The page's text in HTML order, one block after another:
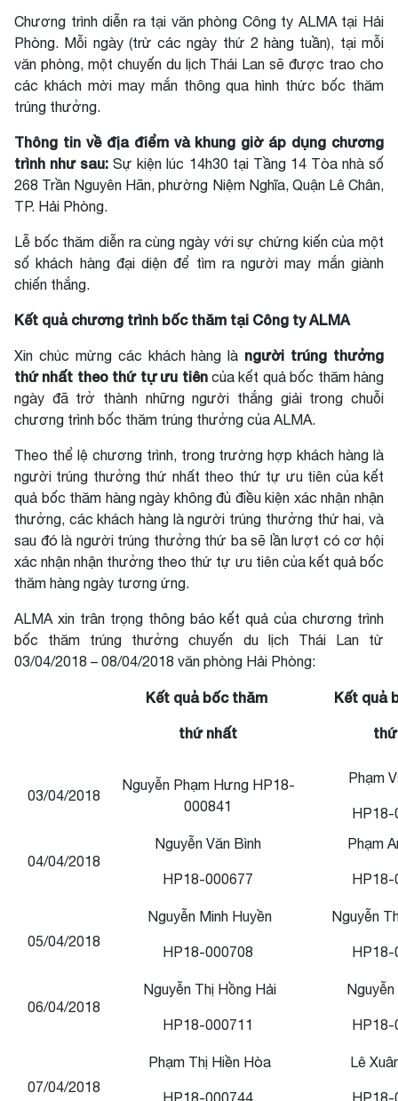
Chương trình diễn ra tại văn phòng Công ty ALMA tại Hải
Phòng. Mỗi ngày (trừ các ngày thứ 2 hàng tuần), tại mỗi
văn phòng, một chuyến du lịch Thái Lan sẽ được trao cho
các khách mời may mắn thông qua hình thức bốc thăm
trúng thưởng.
Thông tin về địa điểm và khung giờ áp dụng chương
trình như sau:Sự kiện lúc 14h30 tại Tầng 14 Tòa nhà số
268 Trần Nguyên Hãn, phường Niệm Nghĩa, Quận Lê Chân,
TP. Hải Phòng.
Lễ bốc thăm diễn ra cùng ngày với sự chứng kiến của một
số khách hàng đại diện để tìm ra người may mắn giành
chiến thắng.
Kết quả chương trình bốc thăm tại Công ty ALMA
Xin chúc mừng các khách hàng là người trúng thưởng
thứ nhất theo thứ tự ưu tiêncủa kết quả bốc thăm hàng
ngày đã trở thành những người thắng giải trong chuỗi
chương trình bốc thăm trúng thưởng của ALMA.
Theo thể lệ chương trình, trong trường hợp khách hàng là
người trúng thưởng thứ nhất theo thứ tự ưu tiên của kết
quả bốc thăm hàng ngày không đủ điều kiện xác nhận nhận
thưởng, các khách hàng là người trúng thưởng thứ hai, và
sau đó là người trúng thưởng thứ ba sẽ lần lượt có cơ hội
xác nhận nhận thưởng theo thứ tự ưu tiên của kết quả bốc
thăm hàng ngày tương ứng.
ALMA xin trân trọng thông báo kết quả của chương trình
bốc thăm trúng thưởng chuyến du lịch Thái Lan từ
03/04/2018 – 08/04/2018 văn phòng Hải Phòng:
Kết quả bốc thăm
thứ nhất
Kết quả
03/04/2018
Nguyễn Phạm Hưng HP18-
000841
Phạm
HP18-
04/04/2018
Nguyễn Văn Bình
HP18-000677
Phạm
HP18-
05/04/2018
Nguyễn Minh Huyền
HP18-000708
Nguyễn
HP18-
06/04/2018
Nguyễn Thị Hồng Hải
HP18-000711
Nguyễn
HP18-
07/04/2018
Phạm Thị Hiền Hòa
HP18-000744
Lê
HP18-